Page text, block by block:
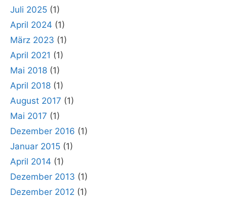
Juli 2025 (1)
April 2024 (1)
März 2023 (1)
April 2021 (1)
Mai 2018 (1)
April 2018 (1)
August 2017 (1)
Mai 2017 (1)
Dezember 2016 (1)
Januar 2015 (1)
April 2014 (1)
Dezember 2013 (1)
Dezember 2012 (1)